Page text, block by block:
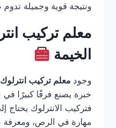
ونتيجة قوية وجميلة تدوم
معلم تركيب
الخيمة
وجود معلم تركيب
خبرة يصنع فرقًا كبيرًا في
فتركيب الانترلوك يحتاج
مهارة في الرص، ومعرفة